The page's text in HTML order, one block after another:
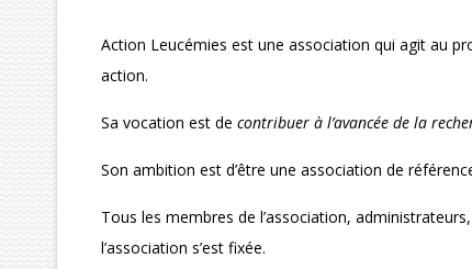
Action Leucémies est une association qui agit au
action.
Sa vocation est de contribuer à l’avancée de la
Son ambition est d’être une association de
Tous les membres de l’association,
l’association s’est fixée.